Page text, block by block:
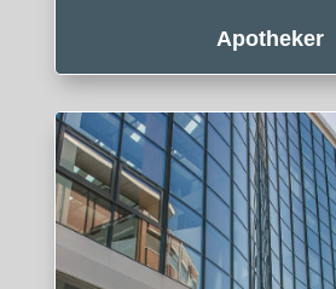
Apotheker